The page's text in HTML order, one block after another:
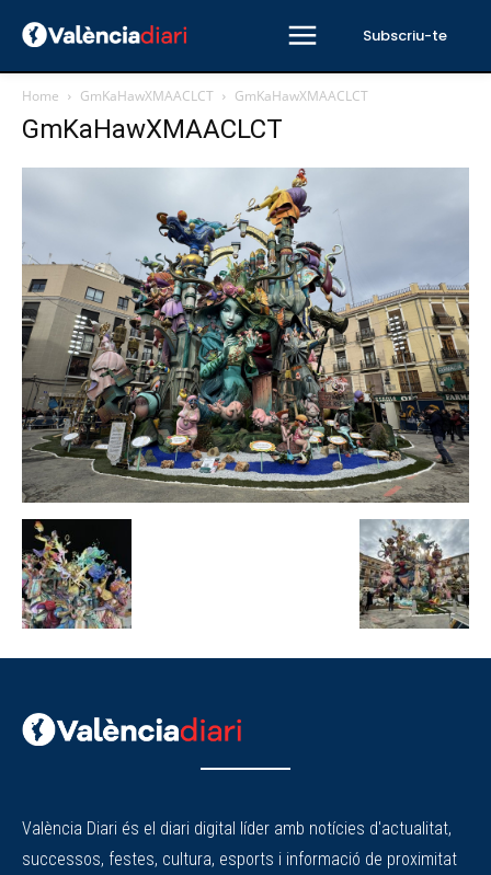
Subscriu-te
Home GmKaHawXMAACLCT GmKaHawXMAACLCT
GmKaHawXMAACLCT
València Diari és el diari digital líder amb notícies d'actualitat,
successos, festes, cultura, esports i informació de proximitat